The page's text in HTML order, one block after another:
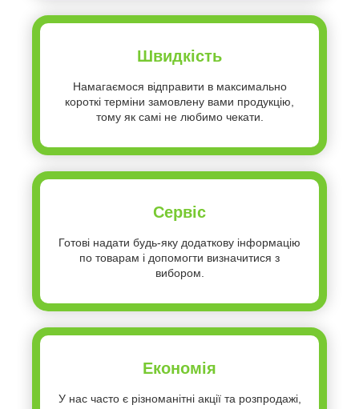
Швидкість
Намагаємося відправити в максимально
короткі терміни замовлену вами продукцію,
тому як самі не любимо чекати.
Сервіс
Готові надати будь-яку додаткову інформацію
по товарам і допомогти визначитися з
вибором.
Економія
У нас часто є різноманітні акції та розпродажі,